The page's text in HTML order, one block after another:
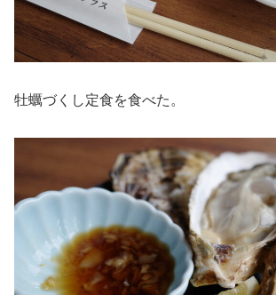
牡蠣づくし定食を食べた。